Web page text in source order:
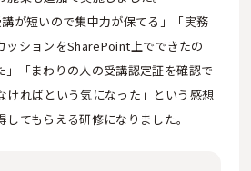
が短いので集中力が保てる」「実務
ッションをSharePoint上でできたの
」「まわりの人の受講認定証を確認で
ければという気になった」という感想
てもらえる研修になりました。